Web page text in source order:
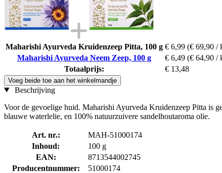
Maharishi Ayurveda Kruidenzeep Pitta, 100 g € 6,99 (€ 69,90 /
Maharishi Ayurveda Neem Zeep, 100 g
€ 6,49 (€ 64,90 /
Totaalprijs:
€ 13,48
Voeg beide toe aan het winkelmandje
Beschrijving
Voor de gevoelige huid. Maharishi Ayurveda Kruidenzeep Pitta is
blauwe waterlelie, en 100% natuurzuivere sandelhoutaroma olie.
Art. nr.:
MAH-51000174
Inhoud:
100 g
EAN:
8713544002745
Producentnummer:
51000174